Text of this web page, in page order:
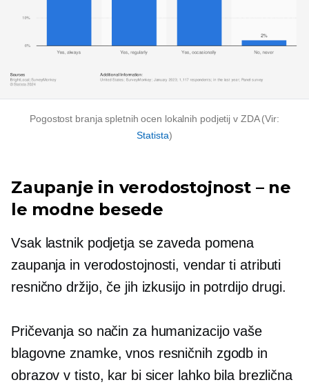
Pogostost branja spletnih ocen lokalnih podjetij v ZDA (Vir:
Statista)
Zaupanje in verodostojnost – ne
le modne besede
Vsak lastnik podjetja se zaveda pomena
zaupanja in verodostojnosti, vendar ti atributi
resnično držijo, če jih izkusijo in potrdijo drugi.
Pričevanja so način za humanizacijo vaše
blagovne znamke, vnos resničnih zgodb in
obrazov v tisto, kar bi sicer lahko bila brezlična